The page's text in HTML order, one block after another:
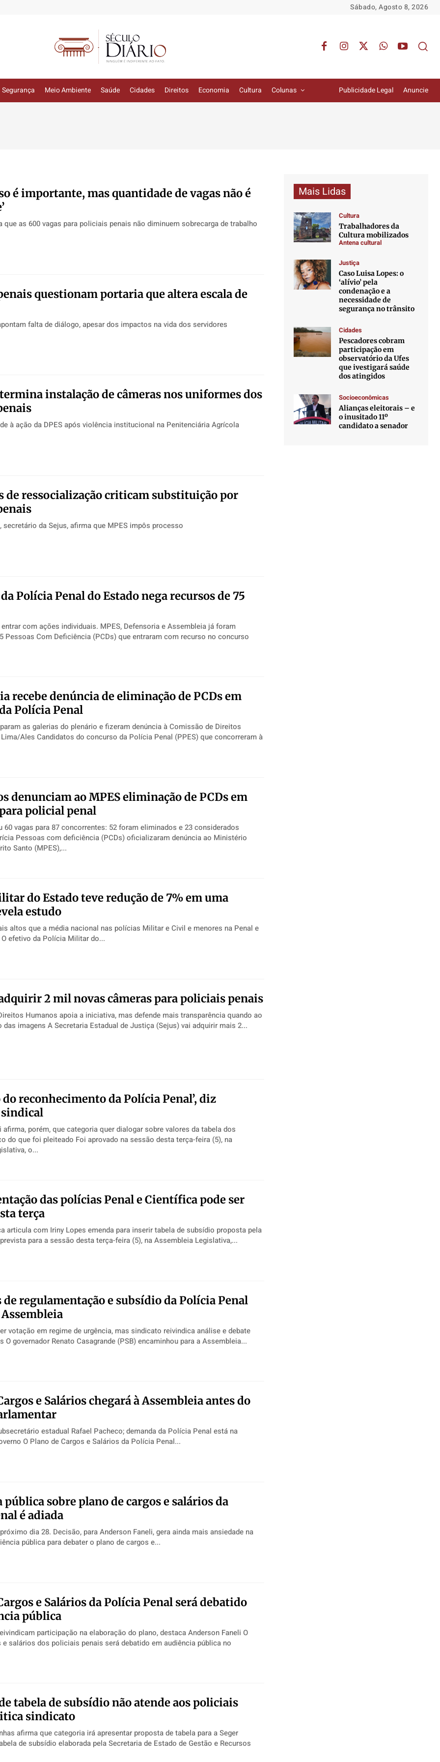
Sábado, Agosto 8, 2026
Segurança Meio Ambiente Saúde Cidades Direitos Economia Cultura Colunas Publicidade Legal Anuncie
é importante, mas quantidade de vagas não é
que as 600 vagas para policiais penais não diminuem sobrecarga de trabalho
questionam portaria que altera escala de
falta de diálogo, apesar dos impactos na vida dos servidores
instalação de câmeras nos uniformes dos
à ação da DPES após violência institucional na Penitenciária Agrícola
de ressocialização criticam substituição por
secretário da Sejus, afirma que MPES impôs processo
Polícia Penal do Estado nega recursos de 75
com ações individuais. MPES, Defensoria e Assembleia já foram
recebe denúncia de eliminação de PCDs em
Polícia Penal
as galerias do plenário e fizeram denúncia à Comissão de Direitos
denunciam ao MPES eliminação de PCDs em
policial penal
60 vagas para 87 concorrentes: 52 foram eliminados e 23 considerados
ao Ministério
Santo (MPES),...
do Estado teve redução de 7% em uma
estudo
altos que a média nacional nas polícias Militar e Civil e menores na Penal e
Perícia Técnica O efetivo da Polícia Militar do...
2 mil novas câmeras para policiais penais
Humanos apoia a iniciativa, mas defende mais transparência quando ao
armazenamento das imagens A Secretaria Estadual de Justiça (Sejus) vai adquirir mais 2...
do reconhecimento da Polícia Penal’, diz
afirma, porém, que categoria quer dialogar sobre valores da tabela dos
Foi aprovado na sessão desta terça-feira (5), na
o...
das polícias Penal e Científica pode ser
terça
articula com Iriny Lopes emenda para inserir tabela de subsídio proposta pela
Está prevista para a sessão desta terça-feira (5), na Assembleia Legislativa,...
de regulamentação e subsídio da Polícia Penal
votação em regime de urgência, mas sindicato reivindica análise e debate
dos documentos O governador Renato Casagrande (PSB) encaminhou para a Assembleia...
e Salários chegará à Assembleia antes do
estadual Rafael Pacheco; demanda da Polícia Penal está na
Secretaria de Governo O Plano de Cargos e Salários da Polícia Penal...
sobre plano de cargos e salários da
é adiada
dia 28. Decisão, para Anderson Faneli, gera ainda mais ansiedade na
A audiência pública para debater o plano de cargos e...
e Salários da Polícia Penal será debatido
pública
participação na elaboração do plano, destaca Anderson Faneli O
e salários dos policiais penais será debatido em audiência pública no
tabela de subsídio não atende aos policiais
sindicato
afirma que categoria irá apresentar proposta de tabela para a Seger
de subsídio elaborada pela Secretaria de Estado de Gestão e Recursos
Mais Lidas
Cultura
Trabalhadores da
Cultura mobilizados
Antena cultural
Justiça
Caso Luisa Lopes: o
‘alívio’ pela
condenação e a
necessidade de
segurança no trânsito
Cidades
Pescadores cobram
participação em
observatório da Ufes
que ivestigará saúde
dos atingidos
Socioeconômicas
Alianças eleitorais – e
o inusitado 11º
candidato a senador